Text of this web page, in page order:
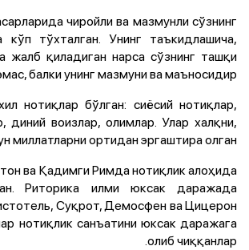
чиройли ва мазмунли сўзнинг
тўхталган. Унинг таъкидлашича,
жалб қиладиган нарса сўзнинг ташқи
балки унинг мазмуни ва маъносидир.
нотиқлар бўлган: сиёсий нотиқлар,
диний воизлар, олимлар. Улар халқни,
миллатларни ортидан эргаштира олган.
ва Қадимги Римда нотиқлик алоҳида
Риторика илми юксак даражада
Суқрот, Демосфен ва Цицерон
нотиқлик санъатини юксак даражага
олиб чиққанлар.